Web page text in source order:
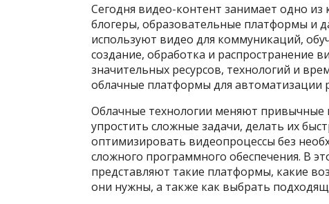
Сегодня видео-контент занимает одно
блогеры, образовательные платформы и
используют видео для коммуникаций,
создание, обработка и распространение
значительных ресурсов, технологий и
облачные платформы для автоматизации
Облачные технологии меняют привычные
упростить сложные задачи, делать их
оптимизировать видеопроцессы без
сложного программного обеспечения. В
представляют такие платформы, какие
они нужны, а также как выбрать